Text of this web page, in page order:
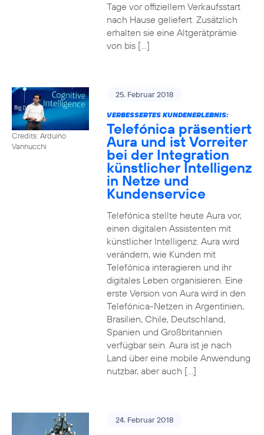
Tage vor offiziellem Verkaufsstart
nach Hause geliefert. Zusätzlich
erhalten sie eine Altgerätprämie
von bis […]
Credits: Arduino
Vannucchi
25. Februar 2018
VERBESSERTES KUNDENERLEBNIS:
Telefónica präsentiert
Aura und ist Vorreiter
bei der Integration
künstlicher Intelligenz
in Netze und
Kundenservice
Telefónica stellte heute Aura vor,
einen digitalen Assistenten mit
künstlicher Intelligenz. Aura wird
verändern, wie Kunden mit
Telefónica interagieren und ihr
digitales Leben organisieren. Eine
erste Version von Aura wird in den
Telefónica-Netzen in Argentinien,
Brasilien, Chile, Deutschland,
Spanien und Großbritannien
verfügbar sein. Aura ist je nach
Land über eine mobile Anwendung
nutzbar, aber auch […]
24. Februar 2018